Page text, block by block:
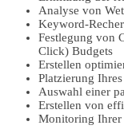
Analyse von
Keyword-
Festlegung von
Click) Budgets
Erstellen
Platzierung
Auswahl einer
Erstellen von
Monitoring Ihrer